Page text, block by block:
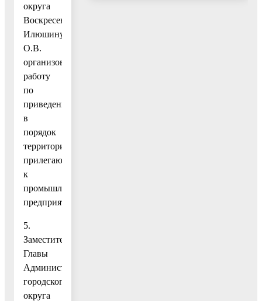
округа
Воскресенск
Илюшину
О.В.
организовать
работу
по
приведению
в
порядок
территорий,
прилегающих
к
промышленным
предприятиям;
5.
Заместителю
Главы
Администрации
городского
округа